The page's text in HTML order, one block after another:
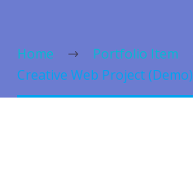
Home
Portfolio Item
Creative Web Project (Demo)